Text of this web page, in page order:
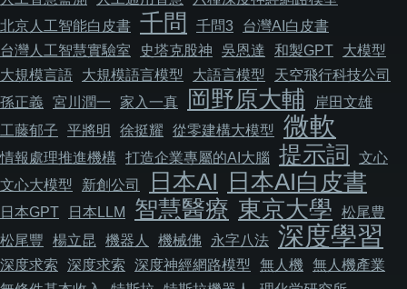
北京人工智能白皮書 千問 千問3
台灣AI白皮書
台灣人工智慧實驗室
史塔克股神 吳恩達 和製GPT
大模型
大規模言語
大規模語言模型 大語言模型
天空飛行科技公司
孫正義
宮川潤一 家入一真 岡野原大輔
岸田文雄
工藤郁子
平將明 徐挺耀 從零建構大模型 微軟
情報處理推進機構 打造企業專屬的AI大腦 提示詞
文心
文心大模型
新創公司 日本AI 日本AI白皮書
日本GPT 日本LLM 智慧醫療 東京大學
松尾豊
松尾豐
楊立昆 機器人 機械佛 永字八法 深度學習
深度求索 深度求索 深度神經網路模型 無人機
無人機產業